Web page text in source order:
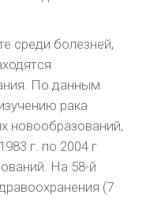
среди болезней,
По дан­ным
ра­ка
новообразо­ваний,
г. по 2004 г
На 58-й
(7